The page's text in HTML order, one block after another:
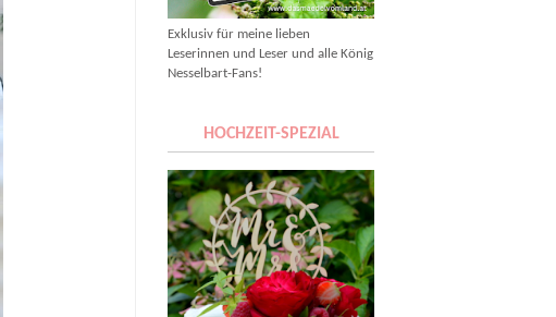
Exklusiv für meine lieben
Leserinnen und Leser und alle König
Nesselbart-Fans!
HOCHZEIT-SPEZIAL